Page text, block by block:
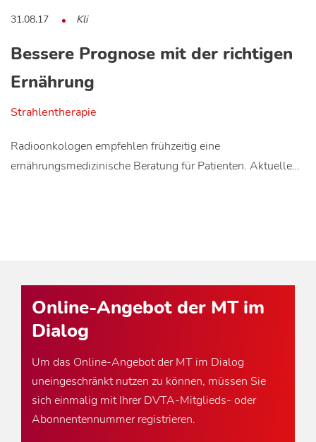
31.08.17 Kli
Bessere Prognose mit der richtigen
Ernährung
Strahlentherapie
Radioonkologen empfehlen frühzeitig eine
ernährungsmedizinische Beratung für Patienten. Aktuelle…
Online-Angebot der MT im
Dialog
Um das Online-Angebot der MT im Dialog
uneingeschränkt nutzen zu können, müssen Sie
sich einmalig mit Ihrer DVTA-Mitglieds- oder
Abonnentennummer registrieren.